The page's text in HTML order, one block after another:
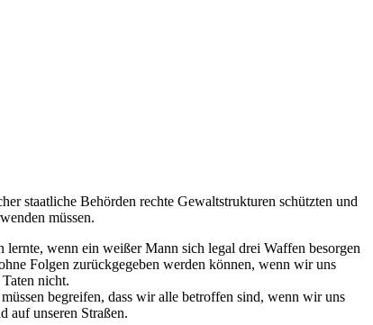
staatliche Behörden rechte Gewaltstrukturen schützten und
müssen.
wenn ein weißer Mann sich legal drei Waffen besorgen
Folgen zurückgegeben werden können, wenn wir uns
nicht.
begreifen, dass wir alle betroffen sind, wenn wir uns
auf unseren Straßen.